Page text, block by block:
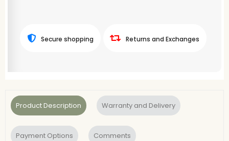
Secure shopping Returns and Exchanges
Product Description Warranty and Delivery
Payment Options Comments